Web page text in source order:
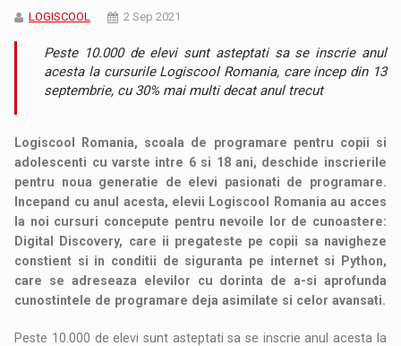
LOGISCOOL 2 Sep 2021
Peste 10.000 de elevi sunt asteptati sa se inscrie anul
acesta la cursurile Logiscool Romania, care incep din 13
septembrie, cu 30% mai multi decat anul trecut
Logiscool Romania, scoala de programare pentru copii si
adolescenti cu varste intre 6 si 18 ani, deschide inscrierile
pentru noua generatie de elevi pasionati de programare.
Incepand cu anul acesta, elevii Logiscool Romania au acces
la noi cursuri concepute pentru nevoile lor de cunoastere:
Digital Discovery, care ii pregateste pe copii sa navigheze
constient si in conditii de siguranta pe internet si Python,
care se adreseaza elevilor cu dorinta de a-si aprofunda
cunostintele de programare deja asimilate si celor avansati.
Peste 10.000 de elevi sunt asteptati sa se inscrie anul acesta la